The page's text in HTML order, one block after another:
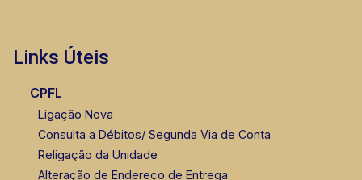
Links Úteis
CPFL
Ligação Nova
Consulta a Débitos/ Segunda Via de Conta
Religação da Unidade
Alteração de Endereço de Entrega